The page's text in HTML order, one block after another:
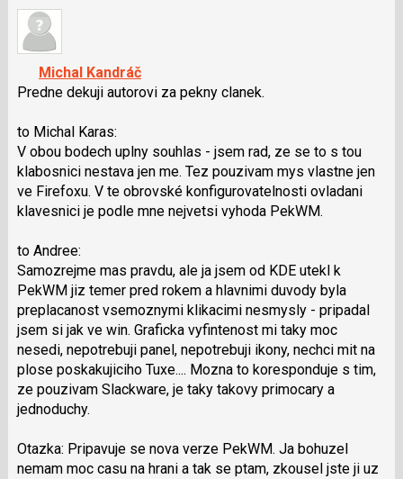
nový
názor.
navigaci
lze
i
klávesy
pro
následující
předchozí
nový
názor
Michal Kandráč
Predne dekuji autorovi za pekny clanek.
to Michal Karas:
V obou bodech uplny souhlas - jsem rad, ze se to s tou
klabosnici nestava jen me. Tez pouzivam mys vlastne jen
ve Firefoxu. V te obrovské konfigurovatelnosti ovladani
klavesnici je podle mne nejvetsi vyhoda PekWM.
to Andree:
Samozrejme mas pravdu, ale ja jsem od KDE utekl k
PekWM jiz temer pred rokem a hlavnimi duvody byla
preplacanost vsemoznymi klikacimi nesmysly - pripadal
jsem si jak ve win. Graficka vyfintenost mi taky moc
nesedi, nepotrebuji panel, nepotrebuji ikony, nechci mit na
plose poskakujiciho Tuxe.... Mozna to koresponduje s tim,
ze pouzivam Slackware, je taky takovy primocary a
jednoduchy.
Otazka: Pripavuje se nova verze PekWM. Ja bohuzel
nemam moc casu na hrani a tak se ptam, zkousel jste ji uz